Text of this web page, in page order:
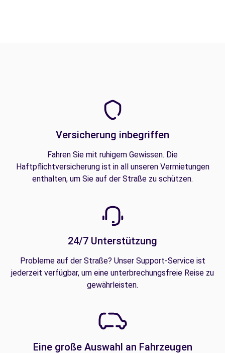
Versicherung inbegriffen
Fahren Sie mit ruhigem Gewissen. Die
Haftpflichtversicherung ist in all unseren Vermietungen
enthalten, um Sie auf der Straße zu schützen.
24/7 Unterstützung
Probleme auf der Straße? Unser Support-Service ist
jederzeit verfügbar, um eine unterbrechungsfreie Reise zu
gewährleisten.
Eine große Auswahl an Fahrzeugen